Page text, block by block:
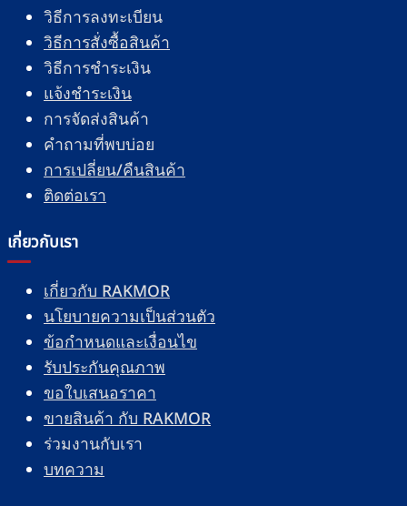
วิธีการลงทะเบียน
วิธีการสั่งซื้อสินค้า
วิธีการชำระเงิน
แจ้งชำระเงิน
การจัดส่งสินค้า
คำถามที่พบบ่อย
การเปลี่ยน/คืนสินค้า
ติดต่อเรา
เกี่ยวกับเรา
เกี่ยวกับ RAKMOR
นโยบายความเป็นส่วนตัว
ข้อกำหนดและเงื่อนไข
รับประกันคุณภาพ
ขอใบเสนอราคา
ขายสินค้า กับ RAKMOR
ร่วมงานกับเรา
บทความ